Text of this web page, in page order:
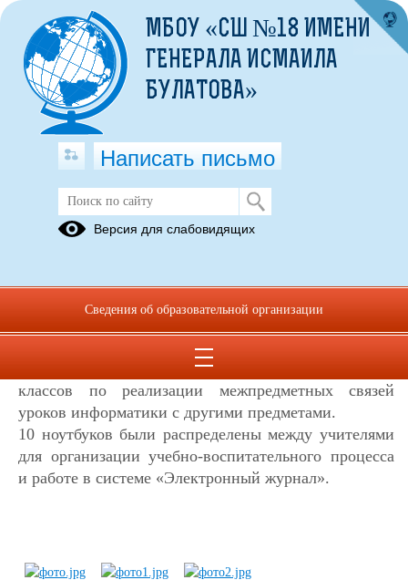
Цифровая образовательная среда
(ЦОС)
«Образование» - «Цифровая образовательная среда»
Оборудован новый кабинет информатики для
проведения занятий с учащимися 2-4 классов и 5-11
классов по реализации межпредметных связей
уроков информатики с другими предметами.
10 ноутбуков были распределены между учителями
для организации учебно-воспитательного процесса
и работе в системе «Электронный журнал».
МБОУ «СШ №18 ИМЕНИ
ГЕНЕРАЛА ИСМАИЛА
БУЛАТОВА»
Написать письмо
Версия для слабовидящих
Сведения об образовательной организации